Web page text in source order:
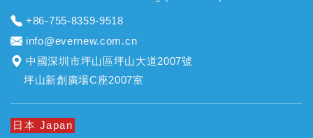
+86-755-8359-9518
info@evernew.com.cn
中國深圳市坪山區坪山大道2007號
坪山新創廣場C座2007室
日本 Japan